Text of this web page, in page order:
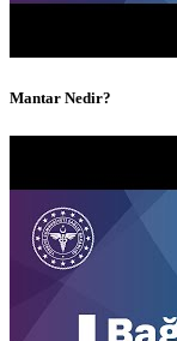
Mantar Nedir?